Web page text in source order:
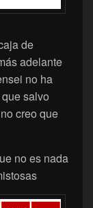
de
adelante
no ha
salvo
creo que
no es nada